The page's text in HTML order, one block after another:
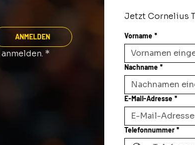
ANMELDEN
*
Jetzt Cornelius
Vorname *
Nachname *
E-Mail-Adresse *
Telefonnummer *